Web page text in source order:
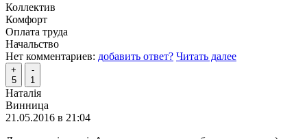
Коллектив
Комфорт
Оплата труда
Начальство
Нет комментариев: добавить ответ? Читать далее
+
5
-
1
Наталія
Винница
21.05.2016 в 21:04